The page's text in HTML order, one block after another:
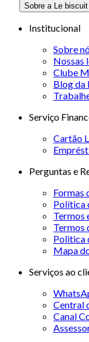
Sobre a Le biscuit
Institucional
Sobre
Nossas
Clube
Blog da
Serviço
Cartão
Perguntas e
Formas
Política
Termos
Termos
Politica
Mapa
Serviços ao
Central
Canal